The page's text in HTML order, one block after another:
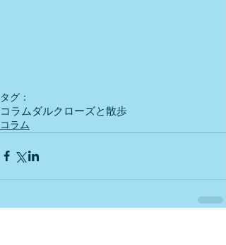
タグ：
コラム ダルクローズと散歩
コラム